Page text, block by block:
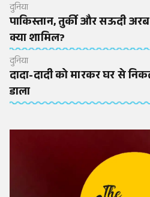
दुनिया
पाकिस्तान, तुर्की और सऊदी
क्या शामिल?
दुनिया
दादा-दादी को मारकर घर से
डाला